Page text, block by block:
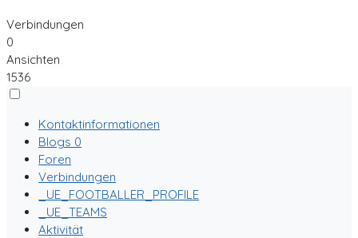
Verbindungen
0
Ansichten
1536
Kontaktinformationen
Blogs 0
Foren
Verbindungen
_UE_FOOTBALLER_PROFILE
_UE_TEAMS
Aktivität